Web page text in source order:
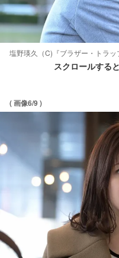
塩野瑛久（C)『ブラザー・トラ
スクロールする
( 画像6/9 )